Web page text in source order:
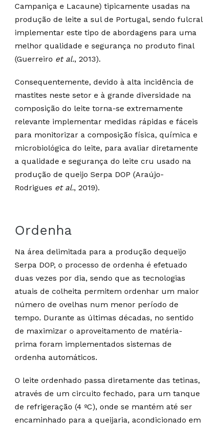
Campaniça e Lacaune) tipicamente usadas na
produção de leite a sul de Portugal, sendo fulcral
implementar este tipo de abordagens para uma
melhor qualidade e segurança no produto final
(Guerreiro et al., 2013).
Consequentemente, devido à alta incidência de
mastites neste setor e à grande diversidade na
composição do leite torna-se extremamente
relevante implementar medidas rápidas e fáceis
para monitorizar a composição física, química e
microbiológica do leite, para avaliar diretamente
a qualidade e segurança do leite cru usado na
produção de queijo Serpa DOP (Araújo-
Rodrigues et al., 2019).
Ordenha
Na área delimitada para a produção dequeijo
Serpa DOP, o processo de ordenha é efetuado
duas vezes por dia, sendo que as tecnologias
atuais de colheita permitem ordenhar um maior
número de ovelhas num menor período de
tempo. Durante as últimas décadas, no sentido
de maximizar o aproveitamento de matéria-
prima foram implementados sistemas de
ordenha automáticos.
O leite ordenhado passa diretamente das tetinas,
através de um circuito fechado, para um tanque
de refrigeração (4 ºC), onde se mantém até ser
encaminhado para a queijaria, acondicionado em